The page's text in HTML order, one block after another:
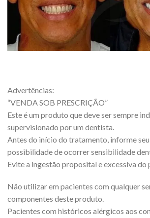
Advertências:
“VENDA SOB PRESCRIÇÃO”
Este é um produto que deve ser sempre
supervisionado por um dentista.
Antes do início do tratamento, informe
possibilidade de ocorrer sensibilidade
Evite a ingestão proposital e excessiva do
Não utilizar em pacientes com qualquer
componentes deste produto.
Pacientes com históricos alérgicos aos